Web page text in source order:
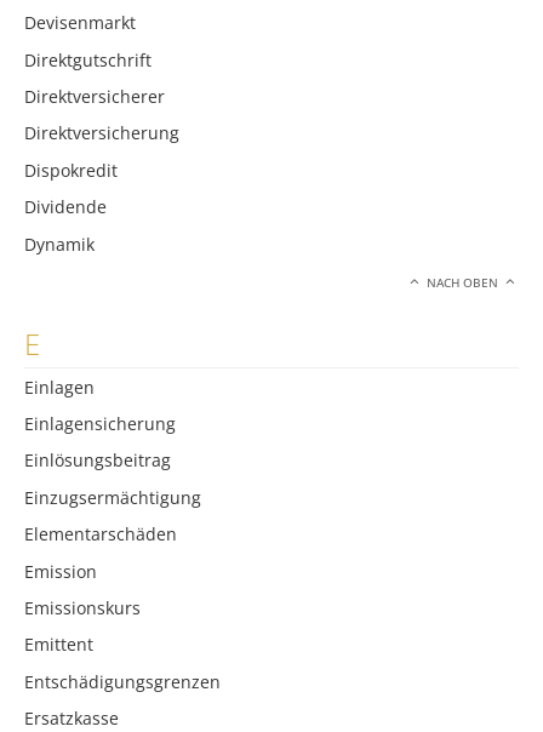
Devisenmarkt
Direktgutschrift
Direktversicherer
Direktversicherung
Dispokredit
Dividende
Dynamik
NACH OBEN
E
Einlagen
Einlagensicherung
Einlösungsbeitrag
Einzugsermächtigung
Elementarschäden
Emission
Emissionskurs
Emittent
Entschädigungsgrenzen
Ersatzkasse